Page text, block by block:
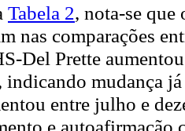
Tabela 2, nota-se que
nas comparações
Del Prette
indicando mudança
entre julho e
e